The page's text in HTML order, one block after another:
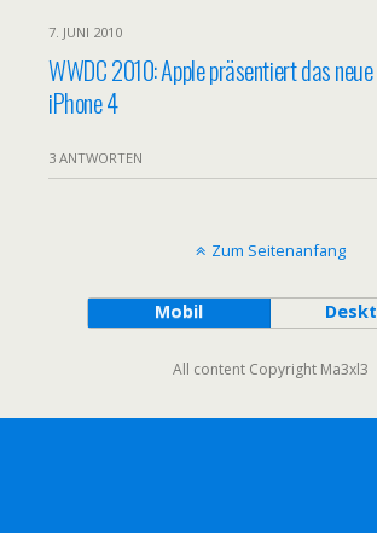
7. JUNI 2010
WWDC 2010: Apple präsentiert das neue
iPhone 4
3 ANTWORTEN
Zum Seitenanfang
Mobil
All content Copyright Ma3xl3